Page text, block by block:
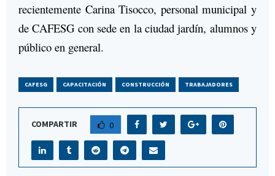
recientemente Carina Tisocco, personal municipal y
de CAFESG con sede en la ciudad jardín, alumnos y
público en general.
CAFESG CAPACITACIÓN CONSTRUCCIÓN TRABAJADORES
COMPARTIR 0